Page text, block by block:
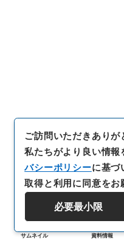
サムネイル 資料情報
ご訪問いただきありが
私たちがより良い情報
バシーポリシーに基
取得と利用に同意をお
必要最小限